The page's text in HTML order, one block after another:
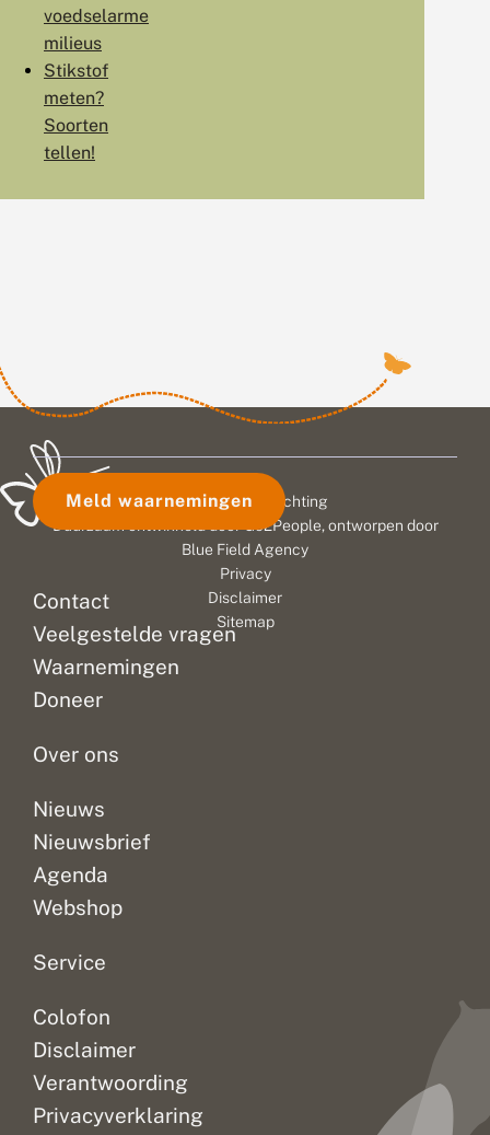
voedselarme
milieus
Stikstof
meten?
Soorten
tellen!
Contact
Veelgestelde vragen
Waarnemingen
Doneer
Over ons
Nieuws
Nieuwsbrief
Agenda
Webshop
Service
Colofon
Disclaimer
Verantwoording
Privacyverklaring
Meld waarnemingen
© 2026 Vlinderstichting
Duurzaam ontwikkeld door
Go2People, ontworpen door
Blue Field Agency
Privacy
Disclaimer
Sitemap